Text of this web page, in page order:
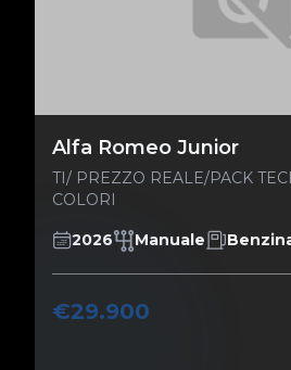
Alfa Romeo Junior
TI/ PREZZO REALE/PACK
COLORI
2026 Manuale
€29.900